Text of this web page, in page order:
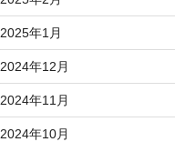
2025年1月
2024年12月
2024年11月
2024年10月